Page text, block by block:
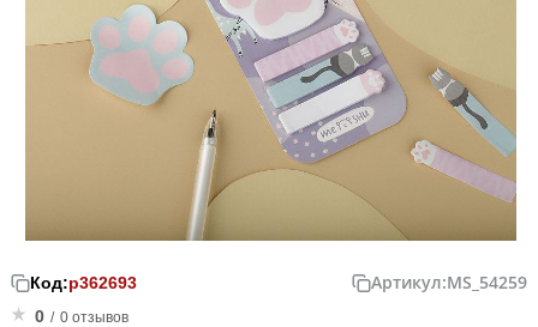
Код:р362693 Артикул:MS_54259
0 / 0 отзывов